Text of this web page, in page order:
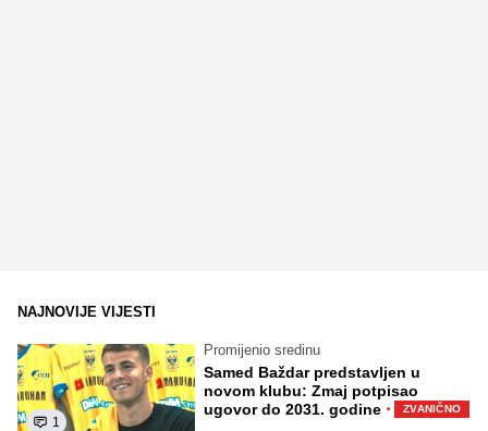
NAJNOVIJE VIJESTI
1
Promijenio sredinu
Samed Baždar predstavljen u
novom klubu: Zmaj potpisao
ugovor do 2031. godine · ZVANIČNO